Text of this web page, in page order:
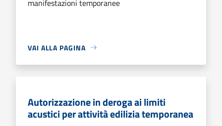
manifestazioni temporanee
VAI ALLA PAGINA
Autorizzazione in deroga ai limiti
acustici per attività edilizia temporanea